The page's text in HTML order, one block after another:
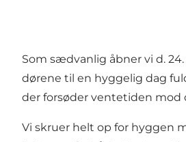
Som sædvanlig åbner vi d.
dørene til en hyggelig dag
der forsøder ventetiden mod
Vi skruer helt op for hyggen